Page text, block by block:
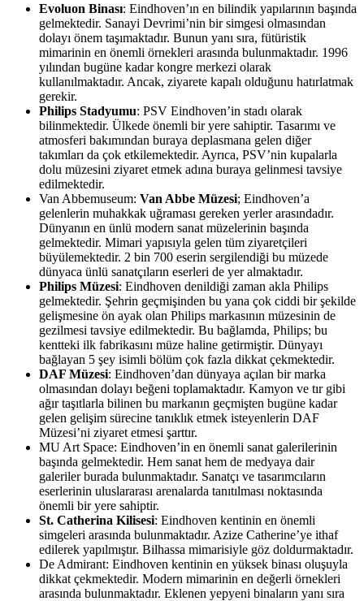
Evoluon Binası: Eindhoven’ın en bilindik yapılarının başında
gelmektedir. Sanayi Devrimi’nin bir simgesi olmasından
dolayı önem taşımaktadır. Bunun yanı sıra, fütüristik
mimarinin en önemli örnekleri arasında bulunmaktadır. 1996
yılından bugüne kadar kongre merkezi olarak
kullanılmaktadır. Ancak, ziyarete kapalı olduğunu hatırlatmak
gerekir.
Philips Stadyumu: PSV Eindhoven’in stadı olarak
bilinmektedir. Ülkede önemli bir yere sahiptir. Tasarımı ve
atmosferi bakımından buraya deplasmana gelen diğer
takımları da çok etkilemektedir. Ayrıca, PSV’nin kupalarla
dolu müzesini ziyaret etmek adına buraya gelinmesi tavsiye
edilmektedir.
Van Abbemuseum: Van Abbe Müzesi; Eindhoven’a
gelenlerin muhakkak uğraması gereken yerler arasındadır.
Dünyanın en ünlü modern sanat müzelerinin başında
gelmektedir. Mimari yapısıyla gelen tüm ziyaretçileri
büyülemektedir. 2 bin 700 eserin sergilendiği bu müzede
dünyaca ünlü sanatçıların eserleri de yer almaktadır.
Philips Müzesi: Eindhoven denildiği zaman akla Philips
gelmektedir. Şehrin geçmişinden bu yana çok ciddi bir şekilde
gelişmesine ön ayak olan Philips markasının müzesinin de
gezilmesi tavsiye edilmektedir. Bu bağlamda, Philips; bu
kentteki ilk fabrikasını müze haline getirmiştir. Dünyayı
bağlayan 5 şey isimli bölüm çok fazla dikkat çekmektedir.
DAF Müzesi: Eindhoven’dan dünyaya açılan bir marka
olmasından dolayı beğeni toplamaktadır. Kamyon ve tır gibi
ağır taşıtlarla bilinen bu markanın geçmişten bugüne kadar
gelen gelişim sürecine tanıklık etmek isteyenlerin DAF
Müzesi’ni ziyaret etmesi şarttır.
MU Art Space: Eindhoven’in en önemli sanat galerilerinin
başında gelmektedir. Hem sanat hem de medyaya dair
galeriler burada bulunmaktadır. Sanatçı ve tasarımcıların
eserlerinin uluslararası arenalarda tanıtılması noktasında
önemli bir yere sahiptir.
St. Catherina Kilisesi: Eindhoven kentinin en önemli
simgeleri arasında bulunmaktadır. Azize Catherine’ye ithaf
edilerek yapılmıştır. Bilhassa mimarisiyle göz doldurmaktadır.
De Admirant: Eindhoven kentinin en yüksek binası oluşuyla
dikkat çekmektedir. Modern mimarinin en değerli örnekleri
arasında bulunmaktadır. Eklenen yepyeni binaların yanı sıra